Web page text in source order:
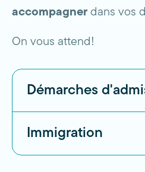
accompagner dans vos
On vous attend!
Démarches
Immigration